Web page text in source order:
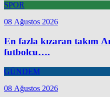
SPOR
08 Ağustos 2026
En fazla kızaran takım
futbolcu….
GÜNDEM
08 Ağustos 2026